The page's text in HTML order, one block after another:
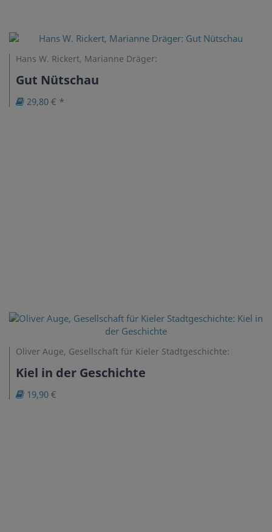
Hans W. Rickert, Marianne Dräger:
Gut Nütschau
29,80 € *
Oliver Auge, Gesellschaft für Kieler Stadtgeschichte:
Kiel in der Geschichte
19,90 €